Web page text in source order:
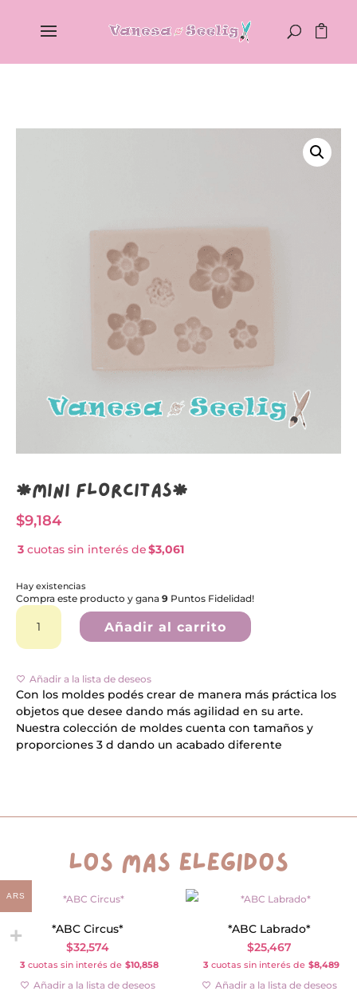
*Mini Florcitas*
$9,184
3 cuotas sin interés de$3,061
Hay existencias
Compra este producto y gana9 Puntos Fidelidad!
*Mini
Florcitas*
Añadir al carrito
t
i
v
:
Añadir a la lista de deseos
Con los moldes podés crear de manera más práctica los
objetos que desee dando más agilidad en su arte.
Nuestra colección de moldes cuenta con tamaños y
proporciones 3 d dando un acabado diferente
los más elegidos
*ABC Circus*
$32,574
3 cuotas sin interés de $10,858
Añadir a la lista de deseos
*ABC Labrado*
$25,467
3 cuotas sin interés de $8,489
Añadir a la lista de deseos
ARS